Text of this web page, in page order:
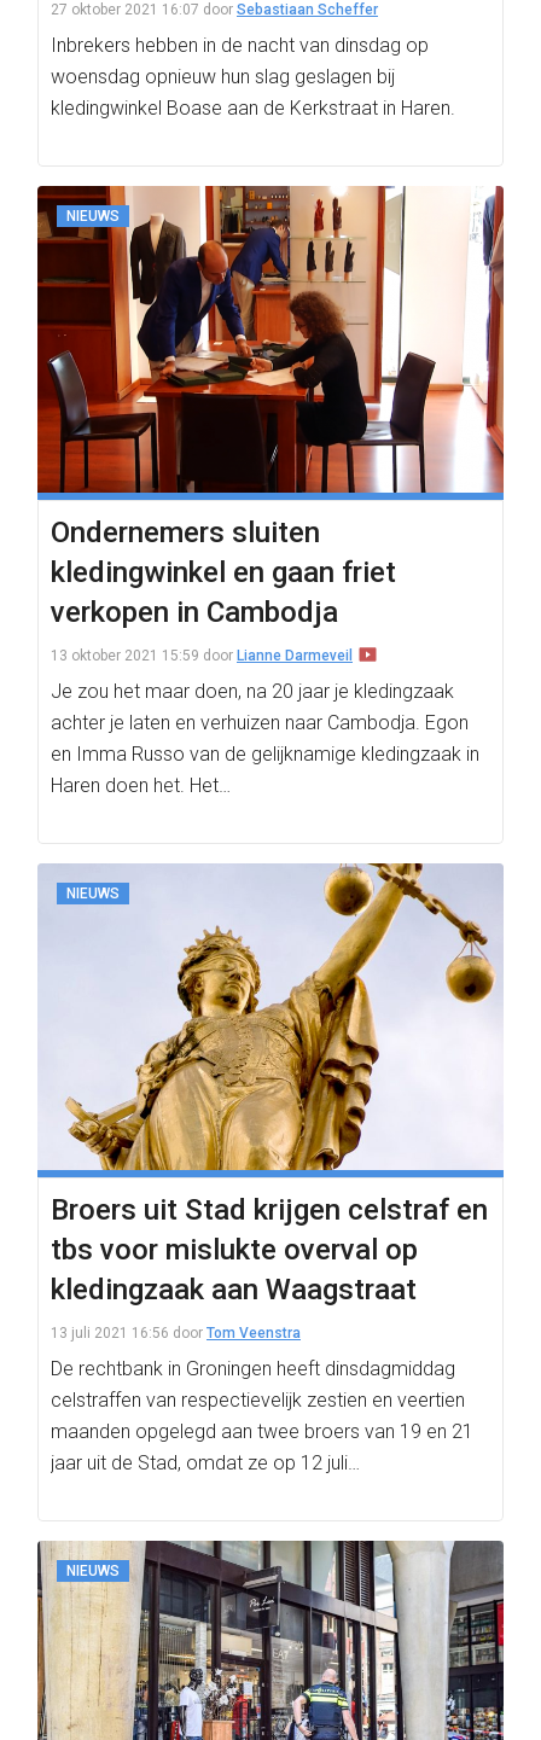
27 oktober 2021 16:07 door Sebastiaan Scheffer
Inbrekers hebben in de nacht van dinsdag op
woensdag opnieuw hun slag geslagen bij
kledingwinkel Boase aan de Kerkstraat in Haren.
NIEUWS
Ondernemers sluiten
kledingwinkel en gaan friet
verkopen in Cambodja
13 oktober 2021 15:59 door Lianne Darmeveil
Je zou het maar doen, na 20 jaar je kledingzaak
achter je laten en verhuizen naar Cambodja. Egon
en Imma Russo van de gelijknamige kledingzaak in
Haren doen het. Het…
NIEUWS
Broers uit Stad krijgen celstraf en
tbs voor mislukte overval op
kledingzaak aan Waagstraat
13 juli 2021 16:56 door Tom Veenstra
De rechtbank in Groningen heeft dinsdagmiddag
celstraffen van respectievelijk zestien en veertien
maanden opgelegd aan twee broers van 19 en 21
jaar uit de Stad, omdat ze op 12 juli…
NIEUWS